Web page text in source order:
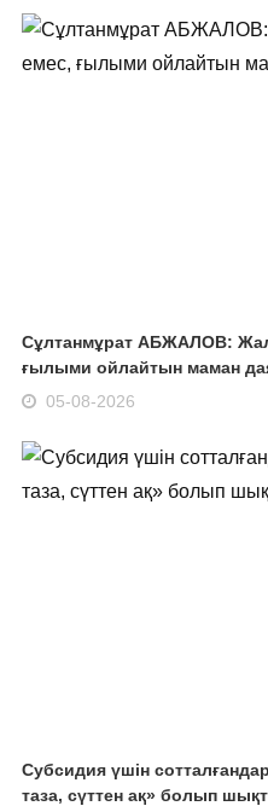
Сұлтанмұрат АБЖАЛОВ:
ғылыми ойлайтын маман
05-08-2026
Субсидия үшін
таза, сүттен ақ» болып